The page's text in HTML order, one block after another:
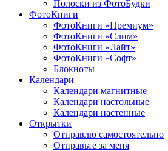
Полоски из ФотоБудки
ФотоКниги
ФотоКниги «Премиум»
ФотоКниги «Слим»
ФотоКниги «Лайт»
ФотоКниги «Софт»
Блокноты
Календари
Календари магнитные
Календари настольные
Календари настенные
Открытки
Отправлю самостоятельно
Отправьте за меня